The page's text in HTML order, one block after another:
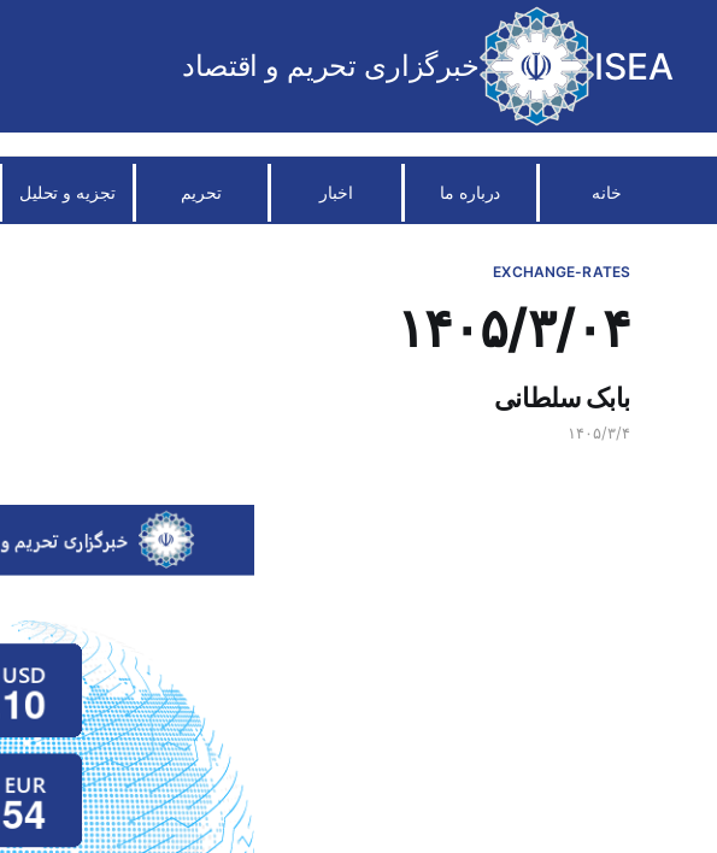
ISEA خبرگزاری تحریم و اقتصاد
خانه درباره ما اخبار تحریم تجزیه و تحلیل
EXCHANGE-RATES
۱۴۰۵/۳/۰۴
بابک سلطانی
۱۴۰۵/۳/۴